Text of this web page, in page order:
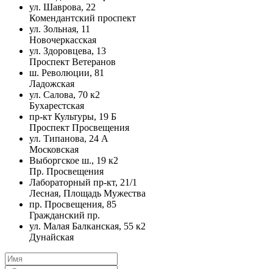
ул. Шаврова, 22
Комендантский проспект
ул. Зольная, 11
Новочеркасская
ул. Здоровцева, 13
Проспект Ветеранов
ш. Революции, 81
Ладожская
ул. Салова, 70 к2
Бухарестская
пр-кт Культуры, 19 Б
Проспект Просвещения
ул. Типанова, 24 А
Московская
Выборгское ш., 19 к2
Пр. Просвещения
Лабораторный пр-кт, 21/1
Лесная, Площадь Мужества
пр. Просвещения, 85
Гражданский пр.
ул. Малая Балканская, 55 к2
Дунайская